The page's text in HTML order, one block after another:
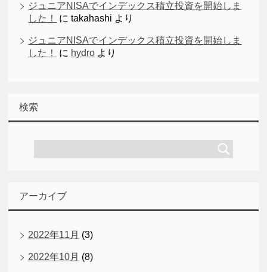
ジュニアNISAでインデックス積立投資を開始しま
した！
にtakahashi より
ジュニアNISAでインデックス積立投資を開始しま
した！
に hydro より
検索
アーカイブ
2022年11月 (3)
2022年10月 (8)